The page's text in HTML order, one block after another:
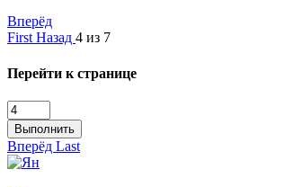
Вперёд
First Назад 4 из 7
Перейти к странице
Выполнить
Вперёд Last